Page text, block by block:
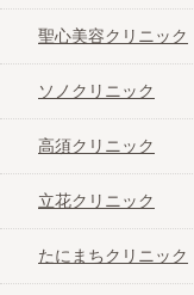
聖心美容クリニック
ソノクリニック
高須クリニック
立花クリニック
たにまちクリニック